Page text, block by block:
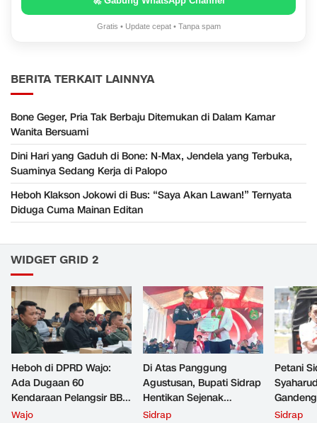
Gratis • Update cepat • Tanpa spam
BERITA TERKAIT LAINNYA
Bone Geger, Pria Tak Berbaju Ditemukan di Dalam Kamar
Wanita Bersuami
Dini Hari yang Gaduh di Bone: N-Max, Jendela yang Terbuka,
Suaminya Sedang Kerja di Palopo
Heboh Klakson Jokowi di Bus: “Saya Akan Lawan!” Ternyata
Diduga Cuma Mainan Editan
WIDGET GRID 2
Heboh di DPRD Wajo:
Ada Dugaan 60
Kendaraan Pelangsir BBM
Subsidi, Nama Oknum
Wajo
Di Atas Panggung
Agustusan, Bupati Sidrap
Hentikan Sejenak
Karnaval: Ridwan
Sidrap
Petani
Sidrap